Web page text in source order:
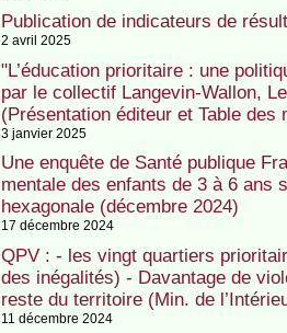
Publication de indicateurs de
2 avril 2025
"L’éducation prioritaire : une
par le collectif Langevin-Wallon,
(Présentation éditeur et Table des
3 janvier 2025
Une enquête de Santé publique
mentale des enfants de 3 à 6 ans
hexagonale (décembre 2024)
17 décembre 2024
QPV : - les vingt quartiers
des inégalités) - Davantage de
reste du territoire (Min. de
11 décembre 2024